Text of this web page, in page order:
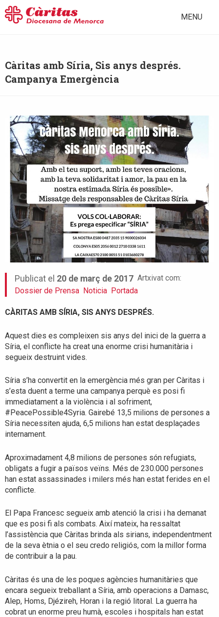
MENU
Càritas amb Síria, Sis anys després.
Campanya Emergència
Publicat el 20 de març de 2017 Artxivat com:
Dossier de Prensa Noticia Portada
CÀRITAS AMB SÍRIA, SIS ANYS DESPRÉS.
Aquest dies es compleixen sis anys del inici de la guerra a
Síria, el conflicte ha creat una enorme crisi humanitària i
segueix destruint vides.
Síria s’ha convertit en la emergència més gran per Càritas i
s’esta duent a terme una campanya perquè es posi fi
immediatament a la violència i al sofriment,
#PeacePossible4Syria. Gairebé 13,5 milions de persones a
Síria necessiten ajuda, 6,5 milions han estat desplaçades
internament.
Aproximadament 4,8 milions de persones són refugiats,
obligats a fugir a països veïns. Més de 230.000 persones
han estat assassinades i milers més han estat ferides en el
conflicte.
El Papa Francesc segueix amb atenció la crisi i ha demanat
que es posi fi als combats. Així mateix, ha ressaltat
l’assistència que Càritas brinda als sirians, independentment
de la seva ètnia o el seu credo religiós, com la millor forma
de contribuir a la pau.
Càritas és una de les poques agències humanitàries que
encara segueix treballant a Síria, amb operacions a Damasc,
Alep, Homs, Djézireh, Horan i la regió litoral. La guerra ha
cobrat un enorme preu humà, escoles i hospitals han estat